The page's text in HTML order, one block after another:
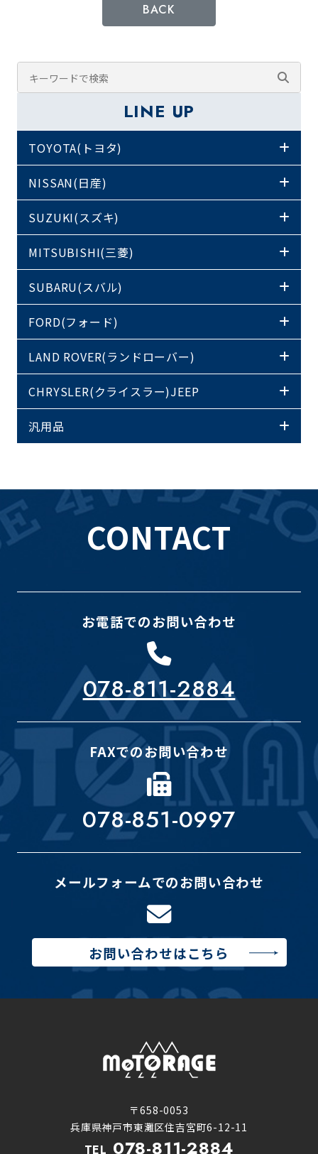
BACK
LINE UP
TOYOTA(トヨタ)
NISSAN(日産)
SUZUKI(スズキ)
MITSUBISHI(三菱)
SUBARU(スバル)
FORD(フォード)
LAND ROVER(ランドローバー)
CHRYSLER(クライスラー)JEEP
汎用品
CONTACT
お電話でのお問い合わせ
078-811-2884
FAXでのお問い合わせ
078-851-0997
メールフォームでのお問い合わせ
お問い合わせはこちら
〒658-0053
兵庫県神戸市東灘区住吉宮町6-12-11
TEL 078-811-2884